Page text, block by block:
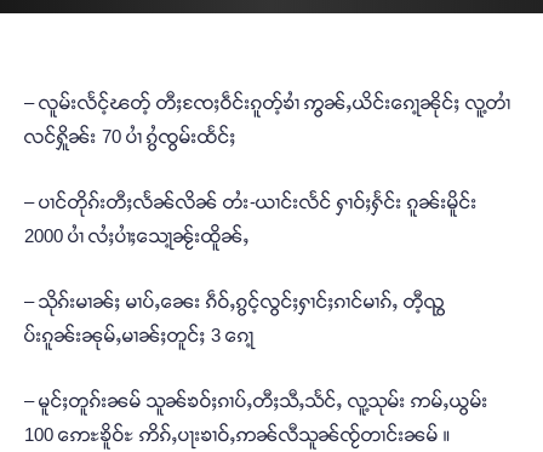
– လူမ်းလႅင့်ၽတ့် တီႈၸႄႈဝဵင်းၵူတ့်ၶၢႆ ဢွၼ်ႇယိင်းၵေႃ့ၼိုင်ႈ လူ့တၢႆ
လင်ႁိူၼ်း 70 ပၢႆ ၵွႆၸွမ်းထႅင်ႈ
– ပၢင်တိုၵ်းတီႈလႅၼ်လိၼ် တႆး-ယၢင်းလႅင် ႁၢဝ်ႈႁႅင်း ၵူၼ်းမိူင်း
2000 ပၢႆ လႆႈပၢႆႈသေႃ့ၼႂ်းထိူၼ်ႇ
– သိုၵ်းမၢၼ်ႈ မၢပ်ႇၼေး ၵဵဝ်ႇၵွင့်လွင်ႈႁၢင်ႈၵၢင်မၢၵ်ႇ တီ့ၺွ
ပ်းၵူၼ်းၼုမ်ႇမၢၼ်ႈတူင်ႈ 3 ၵေႃ့
– မူင်ႈတူၵ်းၼမ် သူၼ်ၶဝ်ႈၵၢပ်ႇတီႈသီႇသႅင်ႇ လူ့သုမ်း ဢမ်ႇယွမ်း
100 ဢေႊၶိူဝ်ႊ ဢိၵ်ႇပႃးၶၢဝ်ႇဢၼ်လီသူၼ်ၸႂ်တၢင်းၼမ် ။